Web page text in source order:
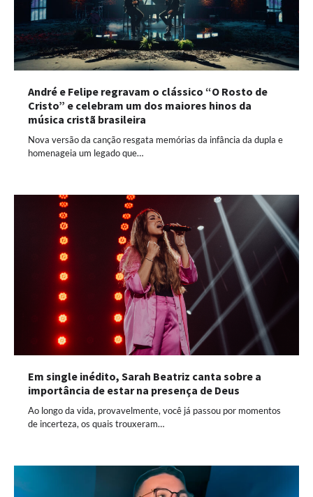
André e Felipe regravam o clássico “O Rosto de
Cristo” e celebram um dos maiores hinos da
música cristã brasileira
Nova versão da canção resgata memórias da infância da dupla e
homenageia um legado que…
Em single inédito, Sarah Beatriz canta sobre a
importância de estar na presença de Deus
Ao longo da vida, provavelmente, você já passou por momentos
de incerteza, os quais trouxeram…